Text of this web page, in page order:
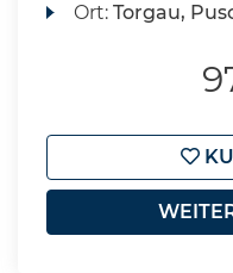
Ort:Torgau,